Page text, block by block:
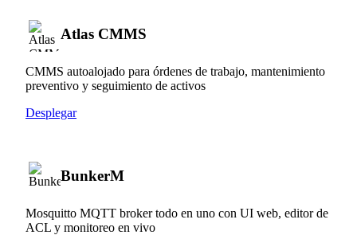
Atlas CMMS
CMMS autoalojado para órdenes de trabajo, mantenimiento
preventivo y seguimiento de activos
Desplegar
BunkerM
Mosquitto MQTT broker todo en uno con UI web, editor de
ACL y monitoreo en vivo